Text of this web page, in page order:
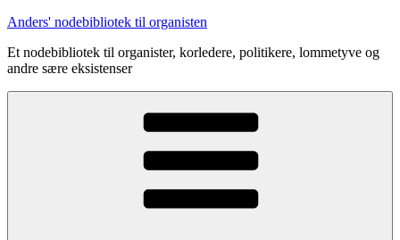
Videre
indhold
Anders' nodebibliotek til organisten
Et nodebibliotek til organister, korledere, politikere, lommetyve og
andre sære eksistenser